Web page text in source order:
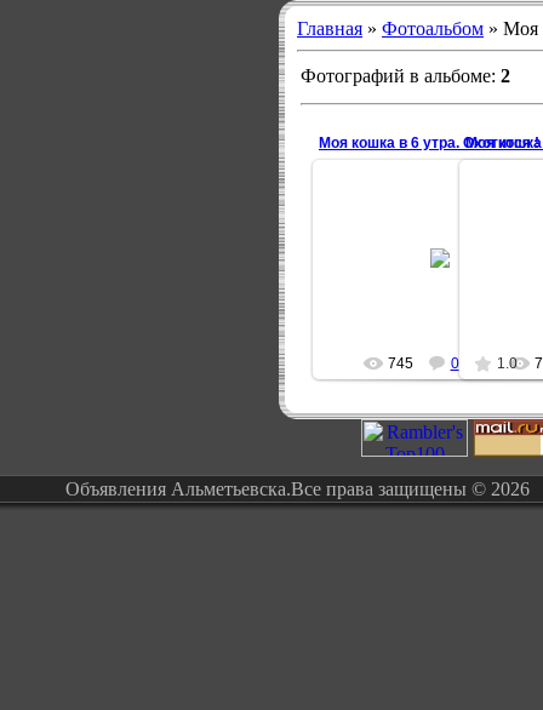
Главная » Фотоальбом » Моя
Фотографий в альбоме: 2
Моя кошка в 6 утра. Охотится !
Моя кошка в 6 утра. Охотится !
745 0 1.0
Моя кошка
Объявления Альметьевска.Все права защищены © 2026